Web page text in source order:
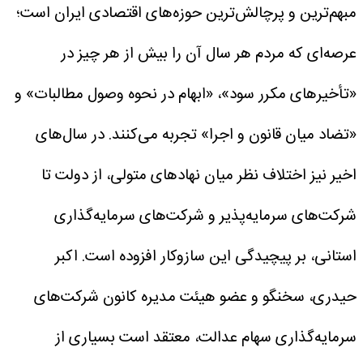
مبهم‌ترین و پرچالش‌ترین حوزه‌های اقتصادی ایران است؛
عرصه‌ای که مردم هر سال آن را بیش از هر چیز در
«تأخیر‌های مکرر سود»، «ابهام در نحوه وصول مطالبات» و
«تضاد میان قانون و اجرا» تجربه می‌کنند. در سال‌های
اخیر نیز اختلاف نظر میان نهاد‌های متولی، از دولت تا
شرکت‌های سرمایه‌پذیر و شرکت‌های سرمایه‌گذاری
استانی، بر پیچیدگی این سازوکار افزوده است. اکبر
حیدری، سخنگو و عضو هیئت مدیره کانون شرکت‌های
سرمایه‌گذاری سهام عدالت، معتقد است بسیاری از